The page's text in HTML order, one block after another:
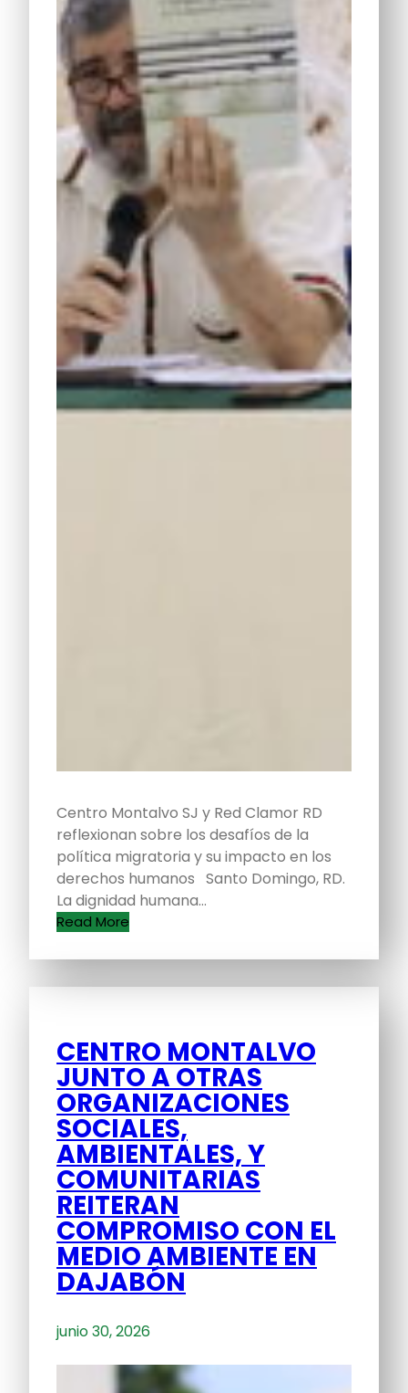
Centro Montalvo SJ y Red Clamor RD
reflexionan sobre los desafíos de la
política migratoria y su impacto en los
derechos humanos Santo Domingo, RD.
La dignidad humana…
Read More
CENTRO MONTALVO
JUNTO A OTRAS
ORGANIZACIONES
SOCIALES,
AMBIENTALES, Y
COMUNITARIAS
REITERAN
COMPROMISO CON EL
MEDIO AMBIENTE EN
DAJABÓN
junio 30, 2026